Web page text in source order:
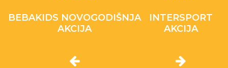
BEBAKIDS NOVOGODIŠNJA
AKCIJA
INTERSPORT
AKCIJA